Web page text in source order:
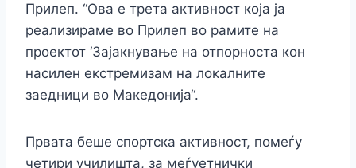
Прилеп. “Ова е трета активност која ја
реализираме во Прилеп во рамите на
проектот ‘Зајакнување на отпорноста кон
насилен екстремизам на локалните
зaедници во Македонија“.
Првата беше спортска активност, помеѓу
четири училишта, за меѓуетнички